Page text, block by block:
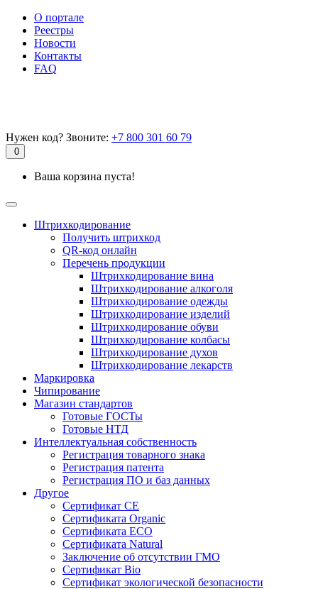
О портале
Реестры
Новости
Контакты
FAQ
Нужен код? Звоните: +7 800 301 60 79
0
Ваша корзина пуста!
Штрихкодирование
Получить штрихкод
QR-код онлайн
Перечень продукции
Штрихкодирование вина
Штрихкодирование алкоголя
Штрихкодирование одежды
Штрихкодирование изделий
Штрихкодирование обуви
Штрихкодирование колбасы
Штрихкодирование духов
Штрихкодирование лекарств
Маркировка
Чипирование
Магазин стандартов
Готовые ГОСТы
Готовые НТД
Интеллектуальная собственность
Регистрация товарного знака
Регистрация патента
Регистрация ПО и баз данных
Другое
Сертификат СЕ
Сертификата Organic
Сертификата ECO
Сертификата Natural
Заключение об отсутствии ГМО
Сертификат Bio
Сертификат экологической безопасности